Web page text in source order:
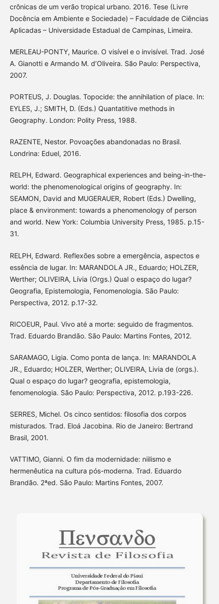
crônicas de um verão tropical urbano. 2016. Tese (Livre
Docência em Ambiente e Sociedade) – Faculdade de Ciências
Aplicadas – Universidade Estadual de Campinas, Limeira.
MERLEAU-PONTY, Maurice. O visível e o invisível. Trad. José
A. Gianotti e Armando M. d’Oliveira. São Paulo: Perspectiva,
2007.
PORTEUS, J. Douglas. Topocide: the annihilation of place. In:
EYLES, J.; SMITH, D. (Eds.) Quantatitive methods in
Geography. London: Polity Press, 1988.
RAZENTE, Nestor. Povoações abandonadas no Brasil.
Londrina: Eduel, 2016.
RELPH, Edward. Geographical experiences and being-in-the-
world: the phenomenological origins of geography. In:
SEAMON, David and MUGERAUER, Robert (Eds.) Dwelling,
place & environment: towards a phenomenology of person
and world. New York: Columbia University Press, 1985. p.15-
31.
RELPH, Edward. Reflexões sobre a emergência, aspectos e
essência de lugar. In: MARANDOLA JR., Eduardo; HOLZER,
Werther; OLIVEIRA, Lívia (Orgs.) Qual o espaço do lugar?
Geografia, Epistemologia, Fenomenologia. São Paulo:
Perspectiva, 2012. p.17-32.
RICOEUR, Paul. Vivo até a morte: seguido de fragmentos.
Trad. Eduardo Brandão. São Paulo: Martins Fontes, 2012.
SARAMAGO, Ligia. Como ponta de lança. In: MARANDOLA
JR., Eduardo; HOLZER, Werther; OLIVEIRA, Livia de (orgs.).
Qual o espaço do lugar? geografia, epistemologia,
fenomenologia. São Paulo: Perspectiva, 2012. p.193-226.
SERRES, Michel. Os cinco sentidos: filosofia dos corpos
misturados. Trad. Eloá Jacobina. Rio de Janeiro: Bertrand
Brasil, 2001.
VATTIMO, Gianni. O fim da modernidade: niilismo e
hermenêutica na cultura pós-moderna. Trad. Eduardo
Brandão. 2ªed. São Paulo: Martins Fontes, 2007.